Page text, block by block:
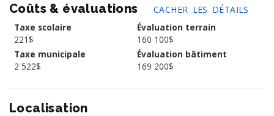
Coûts & évaluations
CACHER LES DÉTAILS
Taxe scolaire
221$
Taxe municipale
2 522$
Évaluation terrain
160 100$
Évaluation bâtiment
169 200$
Localisation